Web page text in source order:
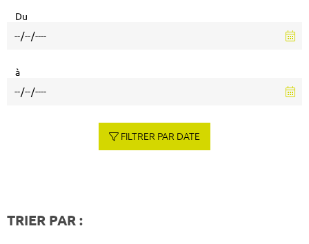
Du
à
FILTRER PAR DATE
TRIER PAR :